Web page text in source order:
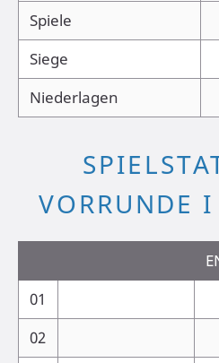
Spiele
Siege
Niederlagen
VORRUNDE
01
02